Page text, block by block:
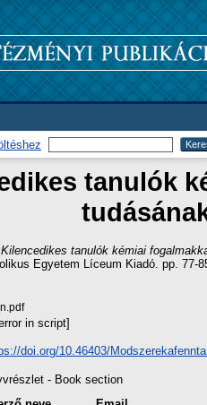
tanulók
Kilencedikes tanulók kémiai
Egyetem Líceum Kiadó. pp. 77-
in script]
doi.org/10.46403/
- Book section